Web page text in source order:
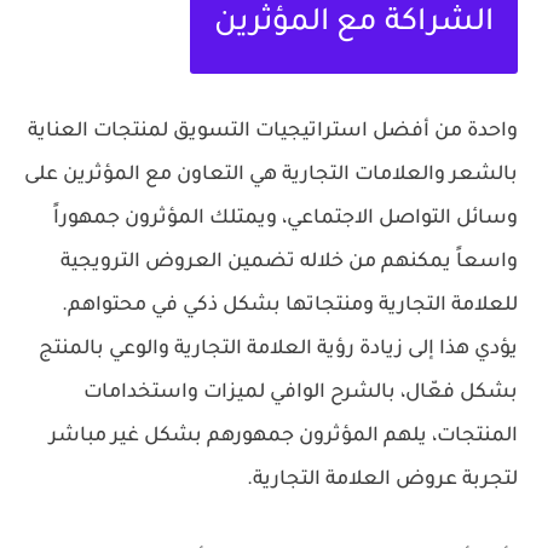
الشراكة مع المؤثرين
واحدة من أفضل استراتيجيات التسويق لمنتجات العناية
بالشعر والعلامات التجارية هي التعاون مع المؤثرين على
وسائل التواصل الاجتماعي، ويمتلك المؤثرون جمهوراً
واسعاً يمكنهم من خلاله تضمين العروض الترويجية
للعلامة التجارية ومنتجاتها بشكل ذكي في محتواهم.
يؤدي هذا إلى زيادة رؤية العلامة التجارية والوعي بالمنتج
بشكل فعّال، بالشرح الوافي لميزات واستخدامات
المنتجات، يلهم المؤثرون جمهورهم بشكل غير مباشر
لتجربة عروض العلامة التجارية.